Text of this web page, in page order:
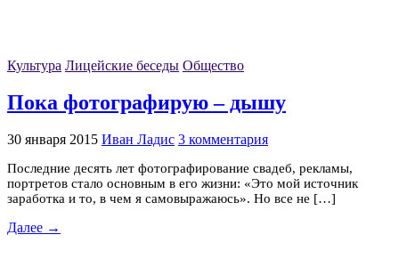
Культура Лицейские беседы Общество
Пока фотографирую – дышу
30 января 2015 Иван Ладис 3 комментария
Последние десять лет фотографирование свадеб, рекламы,
портретов стало основным в его жизни: «Это мой источник
заработка и то, в чем я самовыражаюсь». Но все не […]
Далее →